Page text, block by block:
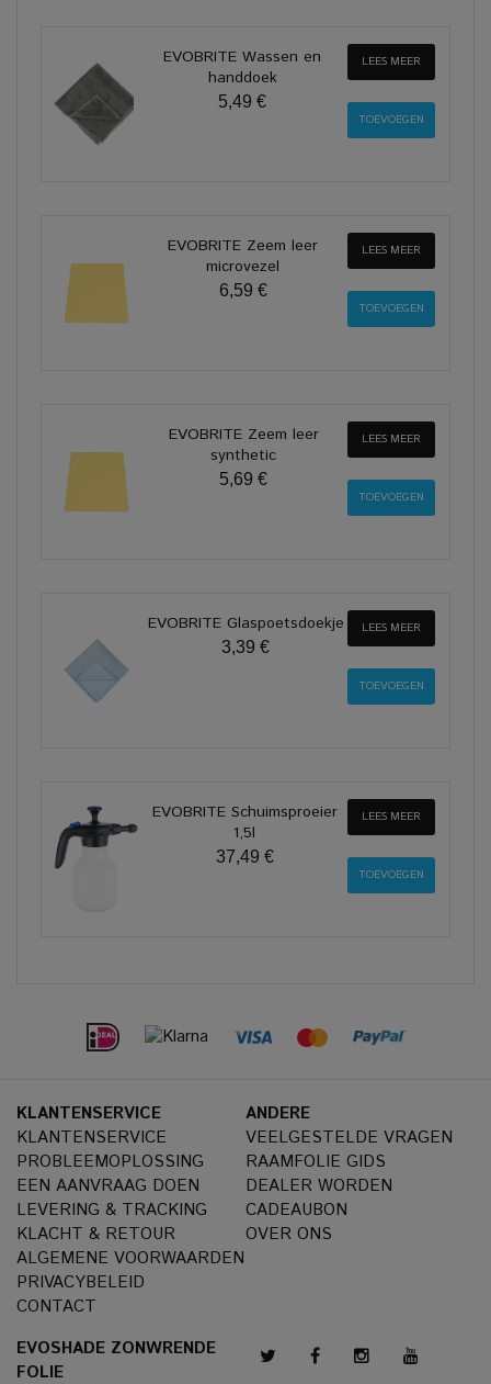
EVOBRITE Wassen en
handdoek
5,49 €
LEES MEER
EVOBRITE Zeem leer
microvezel
6,59 €
LEES MEER
EVOBRITE Zeem leer
synthetic
5,69 €
LEES MEER
EVOBRITE Glaspoetsdoekje
3,39 €
LEES MEER
EVOBRITE Schuimsproeier
1,5l
37,49 €
LEES MEER
KLANTENSERVICE
KLANTENSERVICE
PROBLEEMOPLOSSING
EEN AANVRAAG DOEN
LEVERING & TRACKING
KLACHT & RETOUR
ALGEMENE VOORWAARDEN
PRIVACYBELEID
CONTACT
ANDERE
VEELGESTELDE VRAGEN
RAAMFOLIE GIDS
DEALER WORDEN
CADEAUBON
OVER ONS
EVOSHADE ZONWRENDE
FOLIE